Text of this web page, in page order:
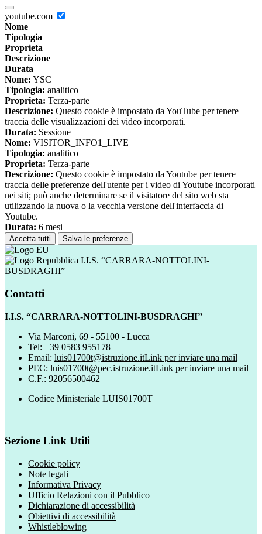
youtube.com
Nome
Tipologia
Proprieta
Descrizione
Durata
Nome: YSC
Tipologia: analitico
Proprieta: Terza-parte
Descrizione: Questo cookie è impostato da YouTube per tenere
traccia delle visualizzazioni dei video incorporati.
Durata: Sessione
Nome: VISITOR_INFO1_LIVE
Tipologia: analitico
Proprieta: Terza-parte
Descrizione: Questo cookie è impostato da Youtube per tenere
traccia delle preferenze dell'utente per i video di Youtube incorporati
nei siti; può anche determinare se il visitatore del sito web sta
utilizzando la nuova o la vecchia versione dell'interfaccia di
Youtube.
Durata: 6 mesi
Accetta tutti Salva le preferenze
I.I.S. “CARRARA-NOTTOLINI-
BUSDRAGHI”
Contatti
I.I.S. “CARRARA-NOTTOLINI-BUSDRAGHI”
Via Marconi, 69 - 55100 - Lucca
Tel: +39 0583 955178
Email: luis01700t@istruzione.itLink per inviare una mail
PEC: luis01700t@pec.istruzione.itLink per inviare una mail
C.F.: 92056500462
Codice Ministeriale LUIS01700T
Sezione Link Utili
Cookie policy
Note legali
Informativa Privacy
Ufficio Relazioni con il Pubblico
Dichiarazione di accessibilità
Obiettivi di accessibilità
Whistleblowing